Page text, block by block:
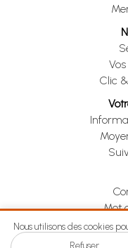
Clic
Mot
Nous utilisons des cookies
Refuser